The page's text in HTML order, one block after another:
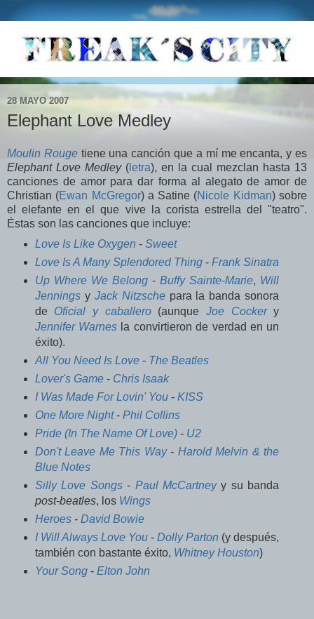
28 MAYO 2007
Elephant Love Medley
Moulin Rougetiene una canción que a mí me encanta, y es
Elephant Love Medley( letra), en la cual mezclan hasta 13
canciones de amor para dar forma al alegato de amor de
Christian (Ewan McGregor) a Satine (Nicole Kidman) sobre
el elefante en el que vive la corista estrella del "teatro".
Éstas son las canciones que incluye:
Love Is Like Oxygen - Sweet
Love Is A Many Splendored Thing- Frank Sinatra
Up Where We Belong-Buffy Sainte-Marie, Will
Jenningsy Jack Nitzschepara la banda sonora
de Oficial y caballero(aunqueJoe Cockery
Jennifer Warnes la convirtieron de verdad en un
éxito).
All You Need Is Love- The Beatles
Lover's Game- Chris Isaak
I Was Made For Lovin' You- KISS
One More Night- Phil Collins
Pride (In The Name Of Love)- U2
Don't Leave Me This Way- Harold Melvin & the
Blue Notes
Silly Love Songs- Paul McCartneyy su banda
post-beatles, los Wings
Heroes- David Bowie
I Will Always Love You-Dolly Parton (y después,
también con bastante éxito, Whitney Houston)
Your Song- Elton John